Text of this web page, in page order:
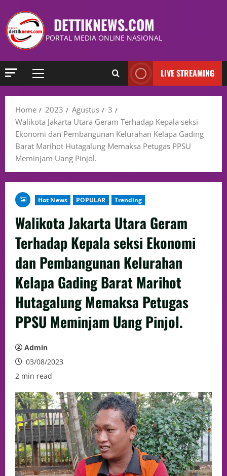
DETTIKNEWS.COM
PORTAL MEDIA ONLINE NASIONAL
LIVE STREAMING
Home 2023 Agustus
3
Walikota Jakarta Utara Geram Terhadap Kepala seksi
Ekonomi dan Pembangunan Kelurahan Kelapa Gading
Barat Marihot Hutagalung Memaksa Petugas PPSU
Meminjam Uang Pinjol.
Hot News POPULAR Trending
Walikota Jakarta Utara Geram
Terhadap Kepala seksi Ekonomi
dan Pembangunan Kelurahan
Kelapa Gading Barat Marihot
Hutagalung Memaksa Petugas
PPSU Meminjam Uang Pinjol.
Admin
03/08/2023
2 min read